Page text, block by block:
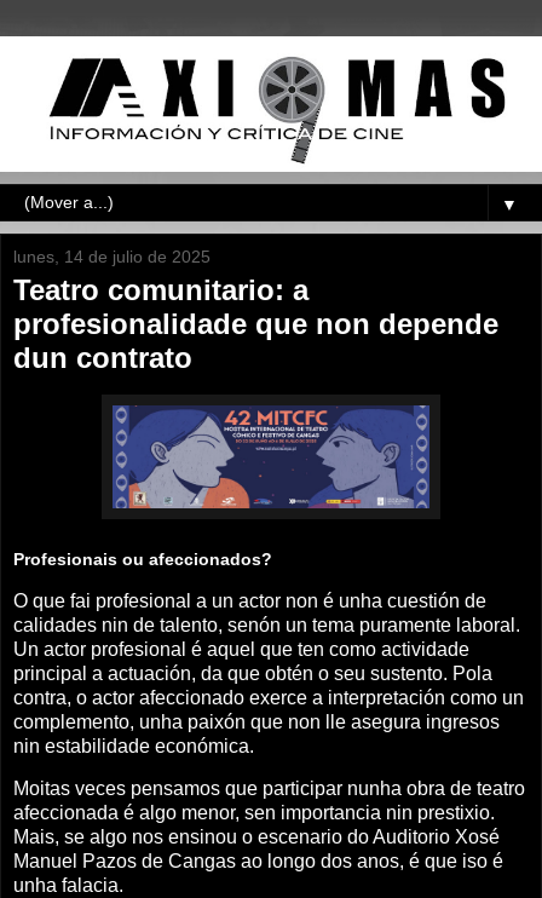
▼
lunes, 14 de julio de 2025
Teatro comunitario: a
profesionalidade que non depende
dun contrato
Profesionais ou afeccionados?
O que fai profesional a un actor non é unha cuestión de
calidades nin de talento, senón un tema puramente laboral.
Un actor profesional é aquel que ten como actividade
principal a actuación, da que obtén o seu sustento. Pola
contra, o actor afeccionado exerce a interpretación como un
complemento, unha paixón que non lle asegura ingresos
nin estabilidade económica.
Moitas veces pensamos que participar nunha obra de teatro
afeccionada é algo menor, sen importancia nin prestixio.
Mais, se algo nos ensinou o escenario do Auditorio Xosé
Manuel Pazos de Cangas ao longo dos anos, é que iso é
unha falacia.